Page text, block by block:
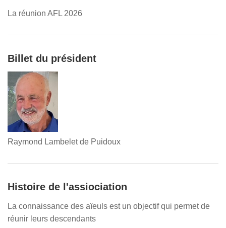
La réunion AFL 2026
Billet du président
Raymond Lambelet de Puidoux
Histoire de l'assiociation
La connaissance des aïeuls est un objectif qui permet de
réunir leurs descendants